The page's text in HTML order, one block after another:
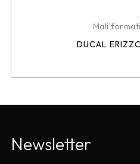
Mali formati
DUCAL
Newsletter